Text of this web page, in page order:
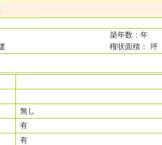
築年数：年
権状面積： 坪
無し
有
有